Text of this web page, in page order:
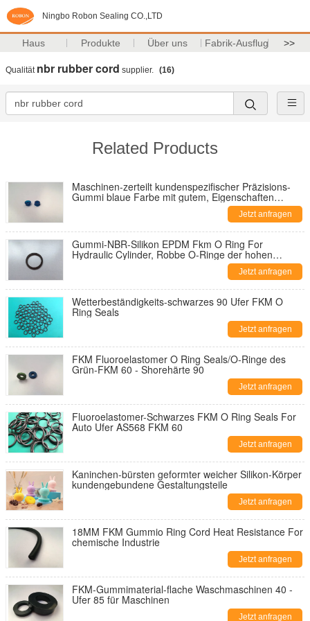
Ningbo Robon Sealing CO.,LTD
Haus Produkte Über uns Fabrik-Ausflug >>
Qualität nbr rubber cord supplier. (16)
Related Products
Maschinen-zerteilt kundenspezifischer Präzisions-
Gummi blaue Farbe mit gutem, Eigenschaften
Jetzt anfragen
Gummi-NBR-Silikon EPDM Fkm O Ring For
Hydraulic Cylinder, Robbe O-Ringe der hohen
Jetzt anfragen
Wetterbeständigkeits-schwarzes 90 Ufer FKM O
Ring Seals
Jetzt anfragen
FKM Fluoroelastomer O Ring Seals/O-Ringe des
Grün-FKM 60 - Shorehärte 90
Jetzt anfragen
Fluoroelastomer-Schwarzes FKM O Ring Seals For
Auto Ufer AS568 FKM 60
Jetzt anfragen
Kaninchen-bürsten geformter weicher Silikon-Körper
kundengebundene Gestaltungsteile
Jetzt anfragen
18MM FKM Gummio Ring Cord Heat Resistance For
chemische Industrie
Jetzt anfragen
FKM-Gummimaterial-flache Waschmaschinen 40 -
Ufer 85 für Maschinen
Jetzt anfragen